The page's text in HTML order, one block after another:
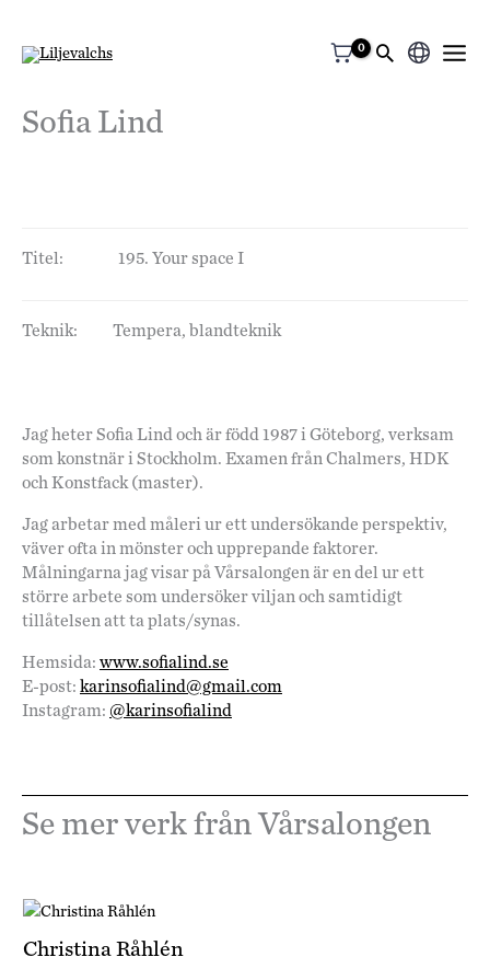
Välj
Sofia Lind
Titel: 195. Your space I
Teknik: Tempera, blandteknik
Jag heter Sofia Lind och är född 1987 i Göteborg, verksam
som konstnär i Stockholm. Examen från Chalmers, HDK
och Konstfack (master).
Jag arbetar med måleri ur ett undersökande perspektiv,
väver ofta in mönster och upprepande faktorer.
Målningarna jag visar på Vårsalongen är en del ur ett
större arbete som undersöker viljan och samtidigt
tillåtelsen att ta plats/synas.
Hemsida: www.sofialind.se
E-post: karinsofialind@gmail.com
Instagram: @karinsofialind
Se mer verk från Vårsalongen
Christina Råhlén